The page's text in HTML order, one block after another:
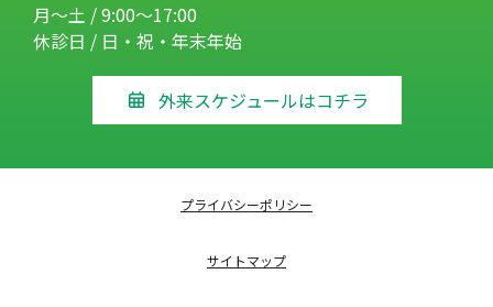
月～土 / 9:00～17:00
休診日 / 日・祝・年末年始
外来スケジュールはコチラ
プライバシーポリシー
サイトマップ